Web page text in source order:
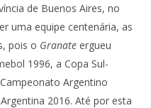
de Buenos Aires, no
uma equipe centenária, as
pois o Granate ergueu
1996, a Copa Sul-
Argentino
2016. Até por esta